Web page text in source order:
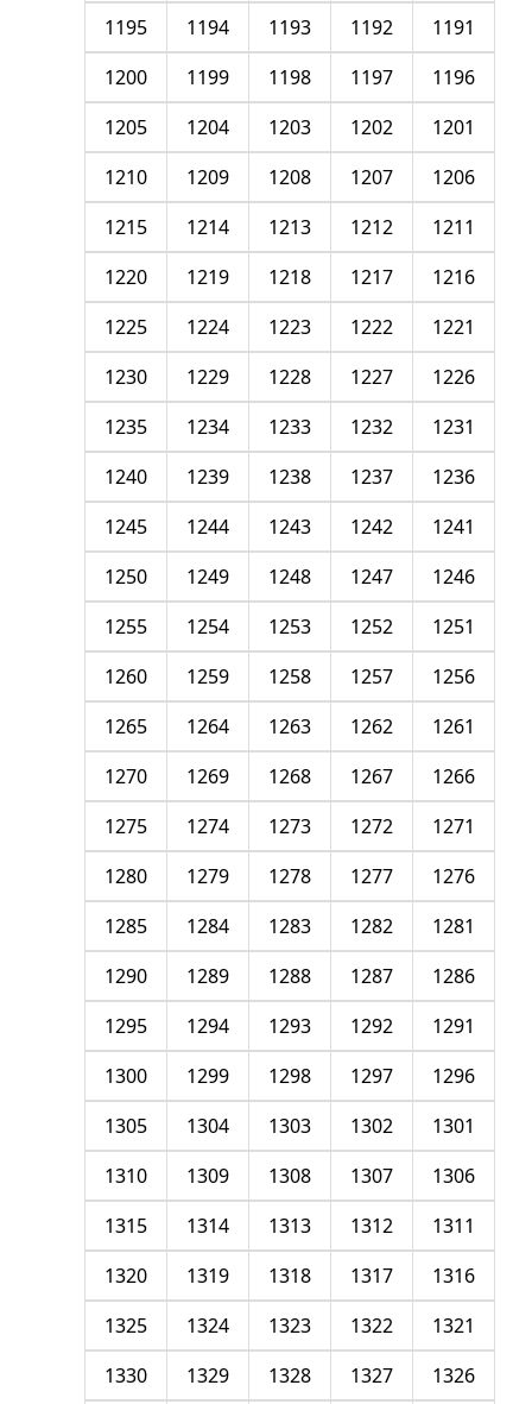
1191
1192
1193
1194
1195
1196
1197
1198
1199
1200
1201
1202
1203
1204
1205
1206
1207
1208
1209
1210
1211
1212
1213
1214
1215
1216
1217
1218
1219
1220
1221
1222
1223
1224
1225
1226
1227
1228
1229
1230
1231
1232
1233
1234
1235
1236
1237
1238
1239
1240
1241
1242
1243
1244
1245
1246
1247
1248
1249
1250
1251
1252
1253
1254
1255
1256
1257
1258
1259
1260
1261
1262
1263
1264
1265
1266
1267
1268
1269
1270
1271
1272
1273
1274
1275
1276
1277
1278
1279
1280
1281
1282
1283
1284
1285
1286
1287
1288
1289
1290
1291
1292
1293
1294
1295
1296
1297
1298
1299
1300
1301
1302
1303
1304
1305
1306
1307
1308
1309
1310
1311
1312
1313
1314
1315
1316
1317
1318
1319
1320
1321
1322
1323
1324
1325
1326
1327
1328
1329
1330